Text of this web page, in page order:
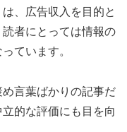
、広告収入を目的と
者にとっては情報の
ています。
言葉ばかりの記事だ
的な評価にも目を向